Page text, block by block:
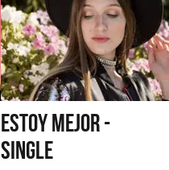
ESTOY MEJOR -
SINGLE